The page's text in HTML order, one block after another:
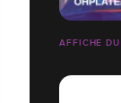
AFFICHE